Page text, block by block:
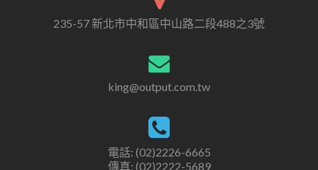
235-57 新北市中和區中山路二段488之3號
king@output.com.tw
電話: (02)2226-6665
傳真: (02)2222-5689